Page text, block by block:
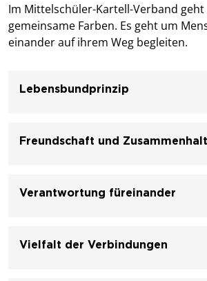
Im Mittelschüler-Kartell-Verband
gemeinsame Farben. Es geht um
einander auf ihrem Weg begleiten.
Lebensbundprinzip
Freundschaft und Zusammenhalt
Verantwortung füreinander
Vielfalt der Verbindungen